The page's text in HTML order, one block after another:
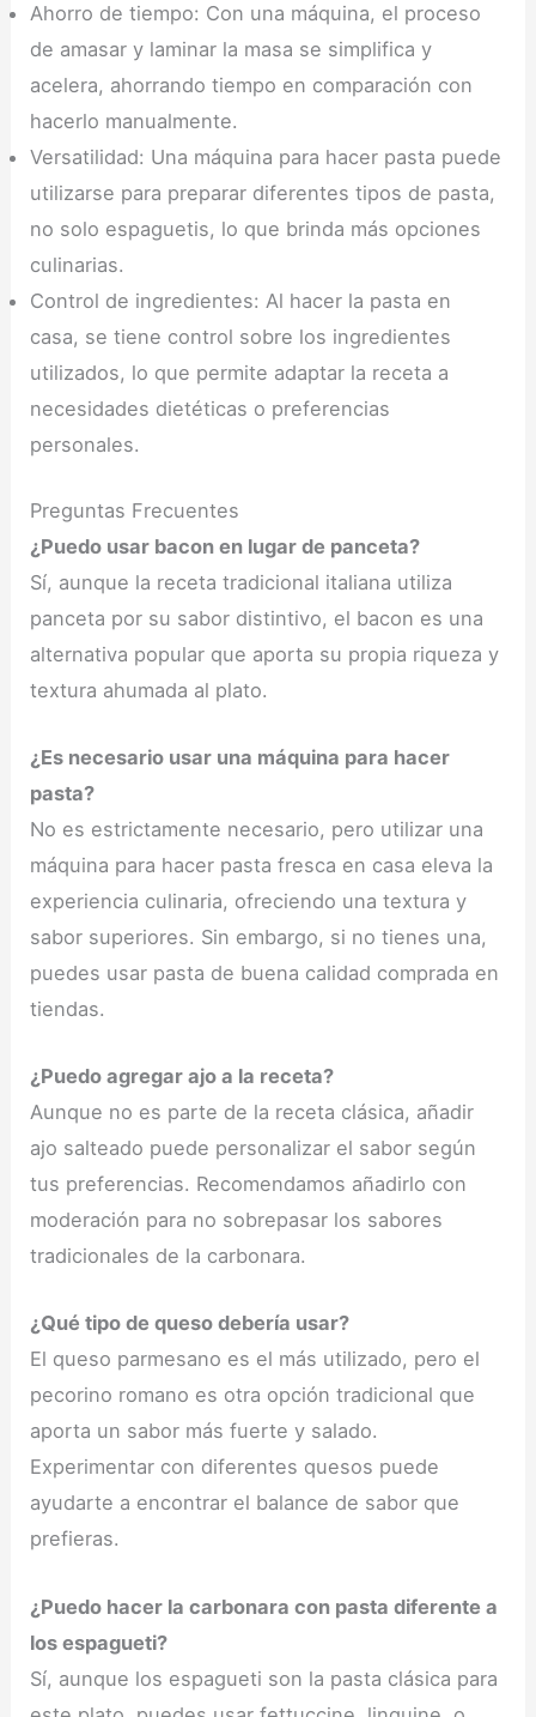
Ahorro de tiempo: Con una máquina, el proceso
de amasar y laminar la masa se simplifica y
acelera, ahorrando tiempo en comparación con
hacerlo manualmente.
Versatilidad: Una máquina para hacer pasta puede
utilizarse para preparar diferentes tipos de pasta,
no solo espaguetis, lo que brinda más opciones
culinarias.
Control de ingredientes: Al hacer la pasta en
casa, se tiene control sobre los ingredientes
utilizados, lo que permite adaptar la receta a
necesidades dietéticas o preferencias
personales.
Preguntas Frecuentes
¿Puedo usar bacon en lugar de panceta?
Sí, aunque la receta tradicional italiana utiliza
panceta por su sabor distintivo, el bacon es una
alternativa popular que aporta su propia riqueza y
textura ahumada al plato.
¿Es necesario usar una máquina para hacer
pasta?
No es estrictamente necesario, pero utilizar una
máquina para hacer pasta fresca en casa eleva la
experiencia culinaria, ofreciendo una textura y
sabor superiores. Sin embargo, si no tienes una,
puedes usar pasta de buena calidad comprada en
tiendas.
¿Puedo agregar ajo a la receta?
Aunque no es parte de la receta clásica, añadir
ajo salteado puede personalizar el sabor según
tus preferencias. Recomendamos añadirlo con
moderación para no sobrepasar los sabores
tradicionales de la carbonara.
¿Qué tipo de queso debería usar?
El queso parmesano es el más utilizado, pero el
pecorino romano es otra opción tradicional que
aporta un sabor más fuerte y salado.
Experimentar con diferentes quesos puede
ayudarte a encontrar el balance de sabor que
prefieras.
¿Puedo hacer la carbonara con pasta diferente a
los espagueti?
Sí, aunque los espagueti son la pasta clásica para